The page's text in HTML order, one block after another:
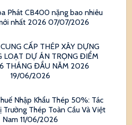
Phát CB400 nặng bao nhiêu
nhất 2026 07/07/2026
CẤP THÉP XÂY DỰNG
LOẠT DỰ ÁN TRỌNG ĐIỂM
THÁNG ĐẦU NĂM 2026
19/06/2026
Nhập Khẩu Thép 50%: Tác
Thép Toàn Cầu Và Việt
Nam 11/06/2026